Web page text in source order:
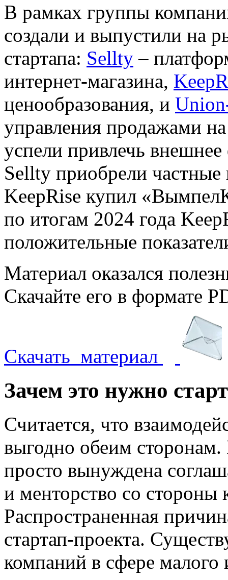
В рамках группы
создали и выпустили на
стартапа: Sellty –
интернет-магазина,
ценообразования, и
управления продажами
успели привлечь
Sellty приобрели
KeepRise купил
по итогам 2024 года
положительные
Материал оказался
Скачайте его в формате
Скачать материал
Зачем это нужно
Считается, что
выгодно обеим
просто вынуждена
и менторство со стороны
Распространенная
стартап-проекта.
компаний в сфере малого